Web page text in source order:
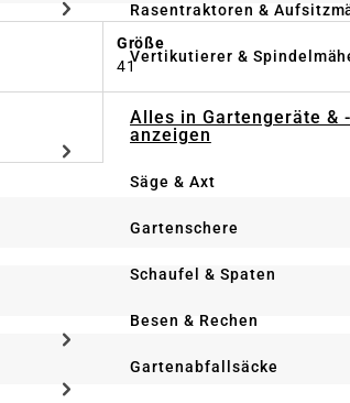
Rasentraktoren &
Vertikutierer &
Alles in Gartengeräte &
anzeigen
Säge & Axt
Gartenschere
Schaufel & Spaten
Besen & Rechen
Gartenabfallsäcke
Größe
41